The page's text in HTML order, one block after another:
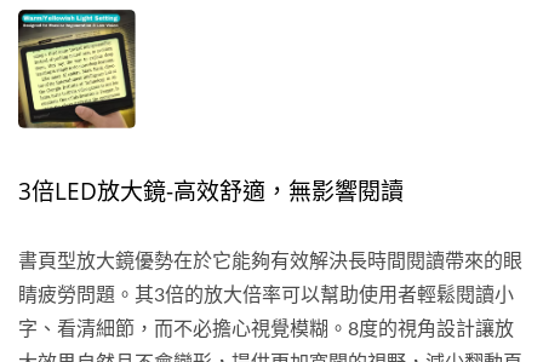
3倍LED放大鏡-高效舒適，無影響閱讀
書頁型放大鏡優勢在於它能夠有效解決長時間閱讀帶來的眼
睛疲勞問題。其3倍的放大倍率可以幫助使用者輕鬆閱讀小
字、看清細節，而不必擔心視覺模糊。8度的視角設計讓放